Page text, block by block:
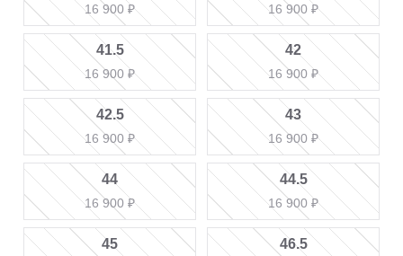
16 900 ₽ 16 900 ₽
41.5
16 900 ₽
42
16 900 ₽
42.5
16 900 ₽
43
16 900 ₽
44
16 900 ₽
44.5
16 900 ₽
45 46.5